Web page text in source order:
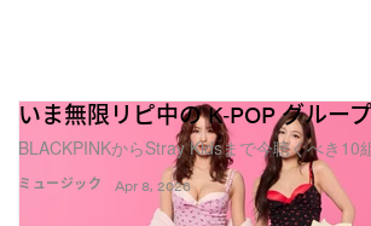
ミュージック
いま無限リピ中の K‑POP グルー
BLACKPINKからStray Kidsまで今聴くべき10
Apr 8, 2026